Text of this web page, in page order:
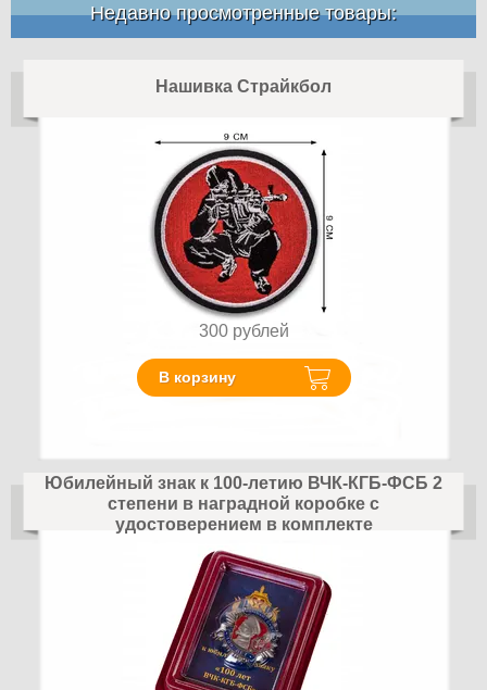
Недавно просмотренные товары:
Нашивка Страйкбол
300 рублей
В корзину
Юбилейный знак к 100-летию ВЧК-КГБ-ФСБ 2
степени в наградной коробке с
удостоверением в комплекте